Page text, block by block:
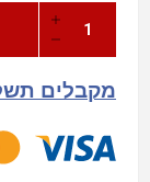
מקבלים